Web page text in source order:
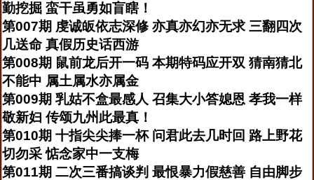
勤挖掘 蛮干虽勇如盲瞎！
第007期 虔诚皈依志深修 亦真亦幻亦无求 三翻四次
几送命 真假历史话西游
第008期 鼠前龙后开一码 本期特码应开双 猜南猜北
不能中 属土属水亦属金
第009期 乳姑不盒最感人 召集大小答媳恩 孝我一样
敬新妇 传颂九州此最真！
第010期 十指尖尖捧一杯 问君此去几时回 路上野花
切勿采 惦念家中一支梅
第011期 二次三番搞谈判 最恨暴力假慈善 自由脚步